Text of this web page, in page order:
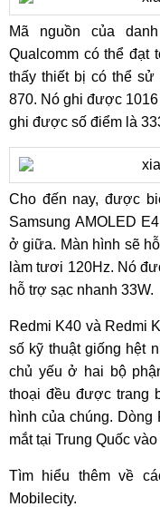
Mã nguồn của
Qualcomm có thể đạt
thấy thiết bị có thể sử
870. Nó ghi được
ghi được số điểm là
Cho đến nay, được
Samsung AMOLED
ở giữa. Màn hình sẽ
làm tươi 120Hz. Nó
hỗ trợ sạc nhanh 33W.
Redmi K40 và Redmi
số kỹ thuật giống hệt
chủ yếu ở hai bộ
thoại đều được trang
hình của chúng.
mắt tại Trung Quốc
Tìm hiểu thêm về
Mobilecity.